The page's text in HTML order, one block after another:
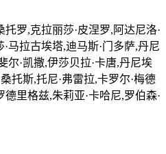
托罗,克拉丽莎·皮涅罗,阿达尼洛·
马拉古埃塔,迪马斯·门多萨,丹尼
尔·凯撒,伊莎贝拉·卡唐,丹尼埃
托斯,托尼·弗雷拉,卡罗尔·梅德
德里格兹,朱莉亚·卡哈尼,罗伯森·